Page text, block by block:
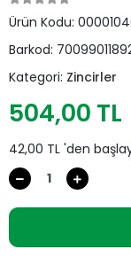
Ürün Kodu:
Barkod:
Kategori: Zincirler
504,00 TL
42,00 TL 'den